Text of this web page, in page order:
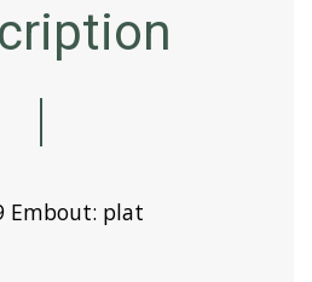
Embout: plat